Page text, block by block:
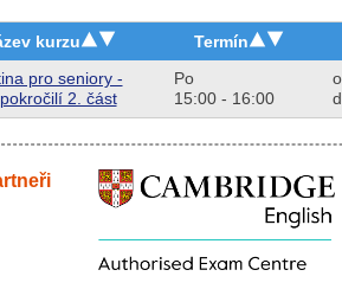
kurzu
Termín
pro seniory -
2. část
Po
15:00 - 16:00